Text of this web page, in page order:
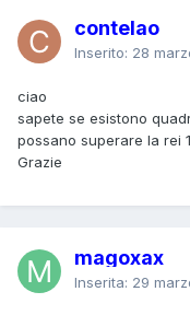
contelao
Inserito: 28
ciao
sapete se esistono
possano superare la rei
Grazie
magoxax
Inserita: 29